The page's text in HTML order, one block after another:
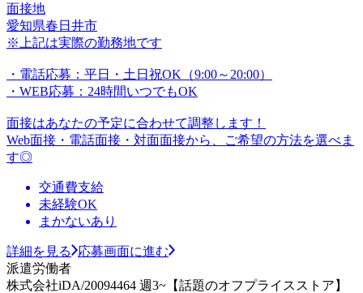
面接地
愛知県春日井市
※上記は実際の勤務地です
・電話応募：平日・土日祝OK（9:00～20:00）
・WEB応募：24時間いつでもOK
面接はあなたの予定に合わせて調整します！
Web面接・電話面接・対面面接から、ご希望の方法を選べま
す◎
交通費支給
未経験OK
まかないあり
詳細を見る
応募画面に進む
派遣労働者
株式会社iDA/20094464 週3~【話題のオフプライスストア】